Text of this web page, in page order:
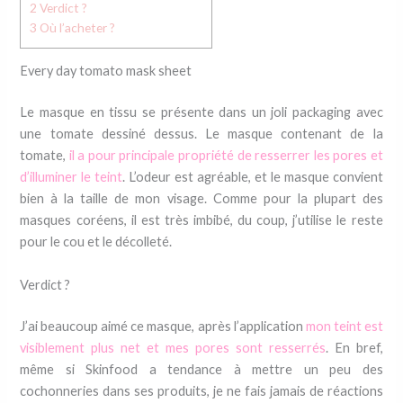
2 Verdict ?
3 Où l’acheter ?
Every day tomato mask sheet
Le masque en tissu se présente dans un joli packaging avec
une tomate dessiné dessus. Le masque contenant de la
tomate, il a pour principale propriété de resserrer les pores et
d’illuminer le teint. L’odeur est agréable, et le masque convient
bien à la taille de mon visage. Comme pour la plupart des
masques coréens, il est très imbibé, du coup, j’utilise le reste
pour le cou et le décolleté.
Verdict ?
J’ai beaucoup aimé ce masque, après l’application mon teint est
visiblement plus net et mes pores sont resserrés. En bref,
même si Skinfood a tendance à mettre un peu des
cochonneries dans ses produits, je ne fais jamais de réactions